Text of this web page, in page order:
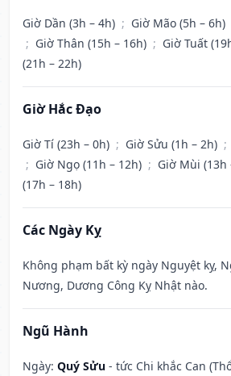
Giờ Dần (3h – 4h) ; Giờ Mão (5h – 6h)
; Giờ Thân (15h – 16h) ; Giờ Tuất
(21h – 22h)
Giờ Hắc Đạo
Giờ Tí (23h – 0h) ; Giờ Sửu (1h – 2h) ;
; Giờ Ngọ (11h – 12h) ; Giờ Mùi (13h
(17h – 18h)
Các Ngày Kỵ
Không phạm bất kỳ ngày Nguyệt kỵ,
Nương, Dương Công Kỵ Nhật nào.
Ngũ Hành
Ngày: Quý Sửu - tức Chi khắc Can